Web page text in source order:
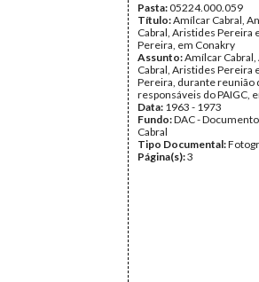
Pasta:05224.000.059
Título:Amílcar Cabral,
Cabral, Aristides Pereira
Pereira, em Conakry
Assunto:Amílcar Cabral,
Cabral, Aristides Pereira
Pereira, durante reunião
responsáveis do PAIGC,
Data: 1963 - 1973
Fundo:DAC -
Cabral
Tipo Documental:
Página(s):3